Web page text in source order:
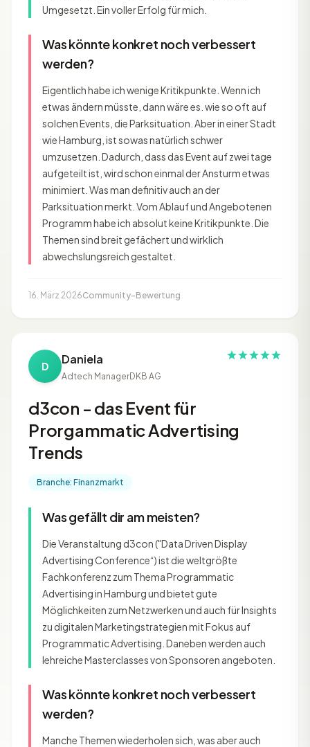
Umgesetzt. Ein voller Erfolg für mich.
Was könnte konkret noch verbessert
werden?
Eigentlich habe ich wenige Kritikpunkte. Wenn ich
etwas ändern müsste, dann wäre es. wie so oft auf
solchen Events, die Parksituation. Aber in einer Stadt
wie Hamburg, ist sowas natürlich schwer
umzusetzen. Dadurch, dass das Event auf zwei tage
aufgeteilt ist, wird schon einmal der Ansturm etwas
minimiert. Was man definitiv auch an der
Parksituation merkt. Vom Ablauf und Angebotenen
Programm habe ich absolut keine Kritikpunkte. Die
Themen sind breit gefächert und wirklich
abwechslungsreich gestaltet.
16. März 2026Community-Bewertung
D Daniela
Adtech ManagerDKB AG
d3con - das Event für
Prorgammatic Advertising
Trends
Branche: Finanzmarkt
Was gefällt dir am meisten?
Die Veranstaltung d3con ("Data Driven Display
Advertising Conference“) ist die weltgrößte
Fachkonferenz zum Thema Programmatic
Advertising in Hamburg und bietet gute
Möglichkeiten zum Netzwerken und auch für Insights
zu digitalen Marketingstrategien mit Fokus auf
Programmatic Advertising. Daneben werden auch
lehreiche Masterclasses von Sponsoren angeboten.
Was könnte konkret noch verbessert
werden?
Manche Themen wiederholen sich, was aber auch